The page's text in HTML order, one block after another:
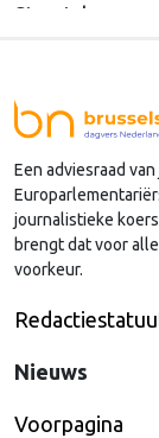
Straatsburg,
Een adviesraad
journalistieke
brengt dat voor
voorkeur.
Nieuws
Voorpagina